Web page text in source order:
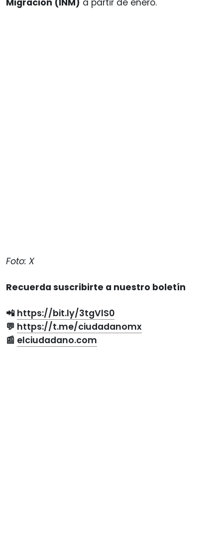
Foto: X
Recuerda suscribirte a nuestro boletín
📲 https://bit.ly/3tgVlS0
💬 https://t.me/ciudadanomx
📰 elciudadano.com